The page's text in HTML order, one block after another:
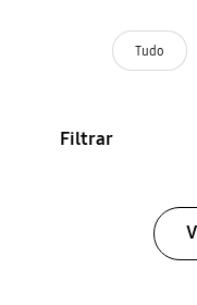
Tudo
Filtrar